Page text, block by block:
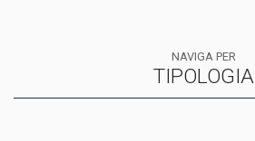
NAVIGA PER
TIPOLOGIA